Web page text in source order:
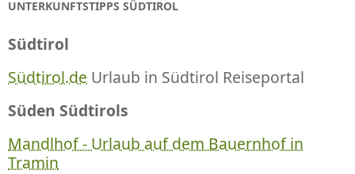
UNTERKUNFTSTIPPS SÜDTIROL
Südtirol
Südtirol.de Urlaub in Südtirol Reiseportal
Süden Südtirols
Mandlhof - Urlaub auf dem Bauernhof in
Tramin